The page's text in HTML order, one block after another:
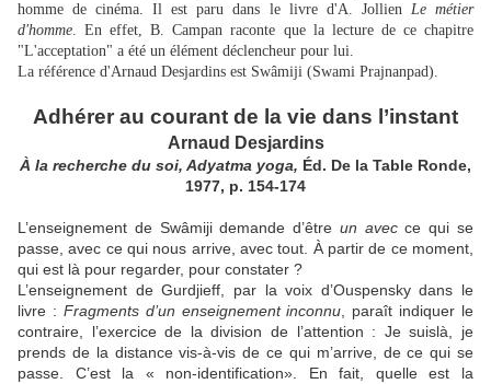
homme de cinéma. Il est paru dans le livre d'A. Jollien Le métier
d'homme. En effet, B. Campan raconte que la lecture de ce chapitre
"L'acceptation" a été un élément déclencheur pour lui.
La référence d'Arnaud Desjardins est Swâmiji (Swami Prajnanpad).
Adhérer au courant de la vie dans l’instant
Arnaud Desjardins
À la recherche du soi, Adyatma yoga, Éd. De la Table Ronde,
1977, p. 154-174
L’enseignement de Swâmiji demande d’être un avecce qui se
passe, avec ce qui nous arrive, avec tout. À partir de ce moment,
qui est là pour regarder, pour constater ?
L’enseignement de Gurdjieff, par la voix d’Ouspensky dans le
livre : Fragments d’un enseignement inconnu , paraît indiquer le
contraire, l’exercice de la division de l’attention : Je suislà, je
prends de la distance vis-à-vis de ce qui m’arrive, de ce qui se
passe. C’est la « non-identification». En fait, quelle est la